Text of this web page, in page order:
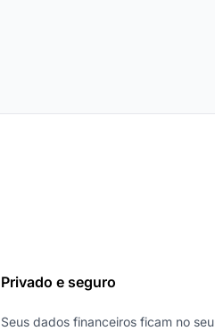
Privado e seguro
Seus dados financeiros ficam no seu